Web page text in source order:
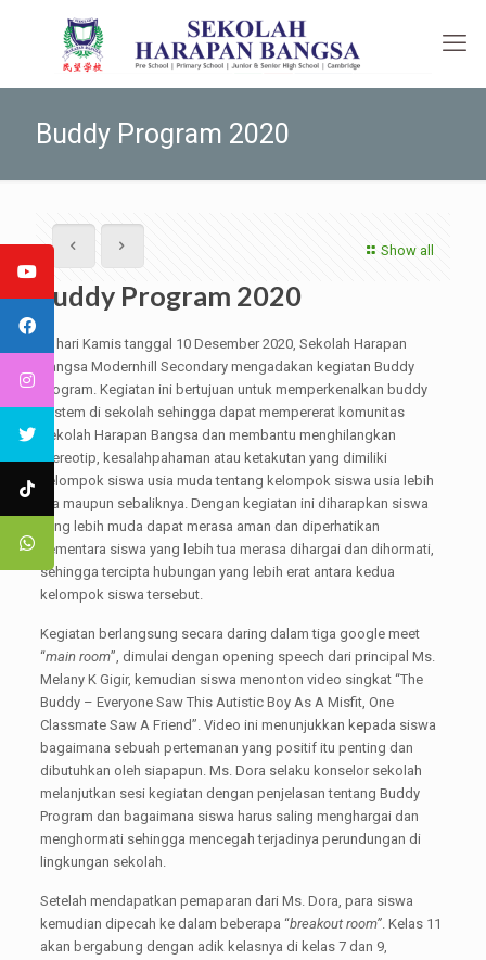
Buddy Program 2020
Show all
Buddy Program 2020
Di hari Kamis tanggal 10 Desember 2020, Sekolah Harapan
Bangsa Modernhill Secondary mengadakan kegiatan Buddy
Program. Kegiatan ini bertujuan untuk memperkenalkan buddy
system di sekolah sehingga dapat mempererat komunitas
Sekolah Harapan Bangsa dan membantu menghilangkan
stereotip, kesalahpahaman atau ketakutan yang dimiliki
kelompok siswa usia muda tentang kelompok siswa usia lebih
tua maupun sebaliknya. Dengan kegiatan ini diharapkan siswa
yang lebih muda dapat merasa aman dan diperhatikan
sementara siswa yang lebih tua merasa dihargai dan dihormati,
sehingga tercipta hubungan yang lebih erat antara kedua
kelompok siswa tersebut.
Kegiatan berlangsung secara daring dalam tiga google meet
“main room”, dimulai dengan opening speech dari principal Ms.
Melany K Gigir, kemudian siswa menonton video singkat “The
Buddy – Everyone Saw This Autistic Boy As A Misfit, One
Classmate Saw A Friend”. Video ini menunjukkan kepada siswa
bagaimana sebuah pertemanan yang positif itu penting dan
dibutuhkan oleh siapapun. Ms. Dora selaku konselor sekolah
melanjutkan sesi kegiatan dengan penjelasan tentang Buddy
Program dan bagaimana siswa harus saling menghargai dan
menghormati sehingga mencegah terjadinya perundungan di
lingkungan sekolah.
Setelah mendapatkan pemaparan dari Ms. Dora, para siswa
kemudian dipecah ke dalam beberapa “breakout room”. Kelas 11
akan bergabung dengan adik kelasnya di kelas 7 dan 9,